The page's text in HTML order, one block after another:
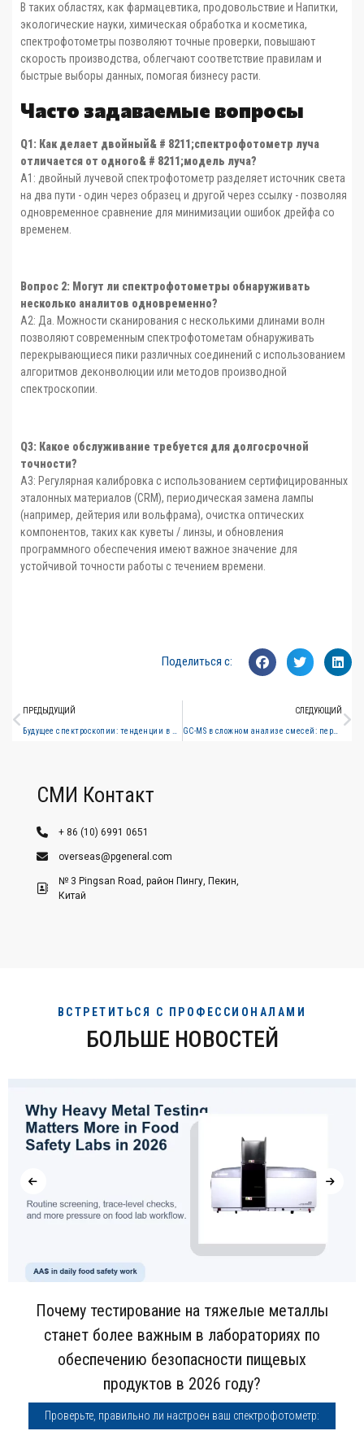
В таких областях, как фармацевтика, продовольствие и Напитки,
экологические науки, химическая обработка и косметика,
спектрофотометры позволяют точные проверки, повышают
скорость производства, облегчают соответствие правилам и
быстрые выборы данных, помогая бизнесу расти.
Часто задаваемые вопросы
Q1: Как делает двойный& # 8211;спектрофотометр луча
отличается от одного& # 8211;модель луча?
A1: двойный лучевой спектрофотометр разделяет источник света
на два пути - один через образец и другой через ссылку - позволяя
одновременное сравнение для минимизации ошибок дрейфа со
временем.
Вопрос 2: Могут ли спектрофотометры обнаруживать
несколько аналитов одновременно?
A2: Да. Можности сканирования с несколькими длинами волн
позволяют современным спектрофотометам обнаруживать
перекрывающиеся пики различных соединений с использованием
алгоритмов деконволюции или методов производной
спектроскопии.
Q3: Какое обслуживание требуется для долгосрочной
точности?
A3: Регулярная калибровка с использованием сертифицированных
эталонных материалов (CRM), периодическая замена лампы
(например, дейтерия или вольфрама), очистка оптических
компонентов, таких как куветы / линзы, и обновления
программного обеспечения имеют важное значение для
устойчивой точности работы с течением времени.
Поделиться с:
ПРЕДЫДУЩИЙ СЛЕДУЮЩИЙ
СМИ Контакт
+ 86 (10) 6991 0651
overseas@pgeneral.com
№ 3 Pingsan Road, район Пингу, Пекин,
Китай
ВСТРЕТИТЬСЯ С ПРОФЕССИОНАЛАМИ
БОЛЬШЕ НОВОСТЕЙ
Почему тестирование на тяжелые металлы
станет более важным в лабораториях по
обеспечению безопасности пищевых
продуктов в 2026 году?
Проверьте, правильно ли настроен ваш спектрофотометр: